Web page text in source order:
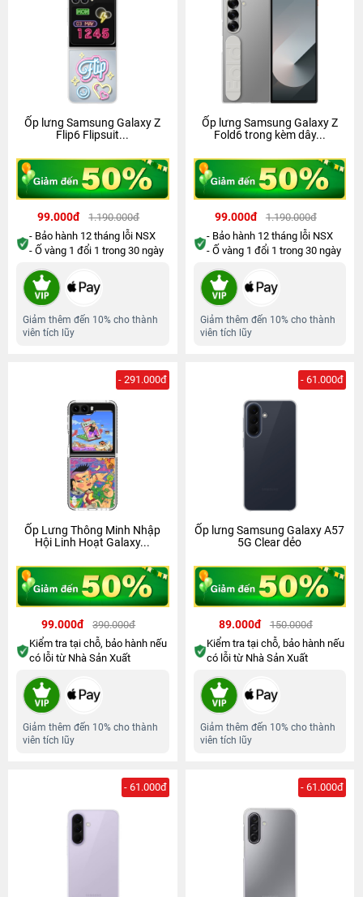
Ốp lưng Samsung Galaxy Z
Flip6 Flipsuit...
99.000đ
1.190.000đ
- Bảo hành 12 tháng lỗi NSX
- Ố vàng 1 đổi 1 trong 30 ngày
Giảm thêm đến 10% cho thành
viên tích lũy
Ốp lưng Samsung Galaxy Z
Fold6 trong kèm dây...
99.000đ
1.190.000đ
- Bảo hành 12 tháng lỗi NSX
- Ố vàng 1 đổi 1 trong 30 ngày
Giảm thêm đến 10% cho thành
viên tích lũy
- 291.000đ
Ốp Lưng Thông Minh Nhập
Hội Linh Hoạt Galaxy...
99.000đ
390.000đ
Kiểm tra tại chỗ, bảo hành nếu
có lỗi từ Nhà Sản Xuất
Giảm thêm đến 10% cho thành
viên tích lũy
- 61.000đ
Ốp lưng Samsung Galaxy A57
5G Clear dẻo
89.000đ
150.000đ
Kiểm tra tại chỗ, bảo hành nếu
có lỗi từ Nhà Sản Xuất
Giảm thêm đến 10% cho thành
viên tích lũy
- 61.000đ - 61.000đ